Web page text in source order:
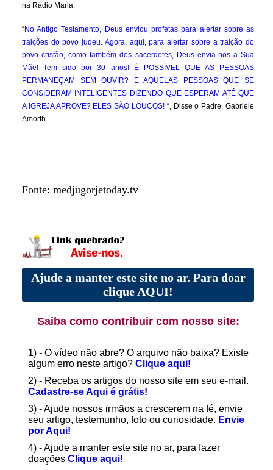
na Rádio Maria.
“No Antigo Testamento, Deus enviou profetas para alertar sobre as
traições do povo judeu. Agora, aqui, para alertar sobre a traição do
povo cristão, como também dos sacerdotes, Deus envia-nos a Sua
Mãe! Tem sido por 30 anos! É POSSÍVEL QUE AS PESSOAS
PERMANEÇAM SEM OUVIR? E AQUELAS PESSOAS QUE SE
CONSIDERAM INTELIGENTES DIZENDO QUE ESPERAM ATÉ QUE
A IGREJA APROVE? ELES SÃO LOUCOS! “, Disse o Padre. Gabriele
Amorth.
Fonte: medjugorjetoday.tv
Ajude a manter este site no ar. Para doar
clique AQUI!
Saiba como contribuir com nosso site:
1) - O vídeo não abre? O arquivo não baixa? Existe
algum erro neste artigo? Clique aqui!
2) - Receba os artigos do nosso site em seu e-mail.
Cadastre-se Aqui é grátis!
3) - Ajude nossos irmãos a crescerem na fé, envie
seu artigo, testemunho, foto ou curiosidade. Envie
por Aqui!
4) - Ajude a manter este site no ar, para fazer
doações Clique aqui!